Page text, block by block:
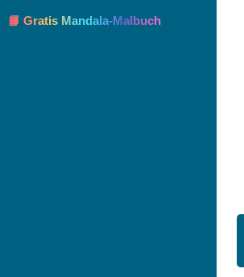
📘 Gratis Mandala-Malbuch